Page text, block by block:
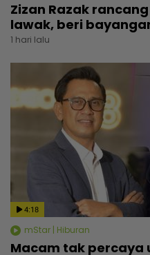
Zizan Razak
lawak, beri
1 hari lalu
4:18
mStar | Hiburan
Macam tak percaya